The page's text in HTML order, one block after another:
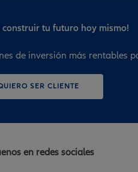
construir tu futuro hoy mismo!
de inversión más rentables
SER CLIENTE
en redes sociales